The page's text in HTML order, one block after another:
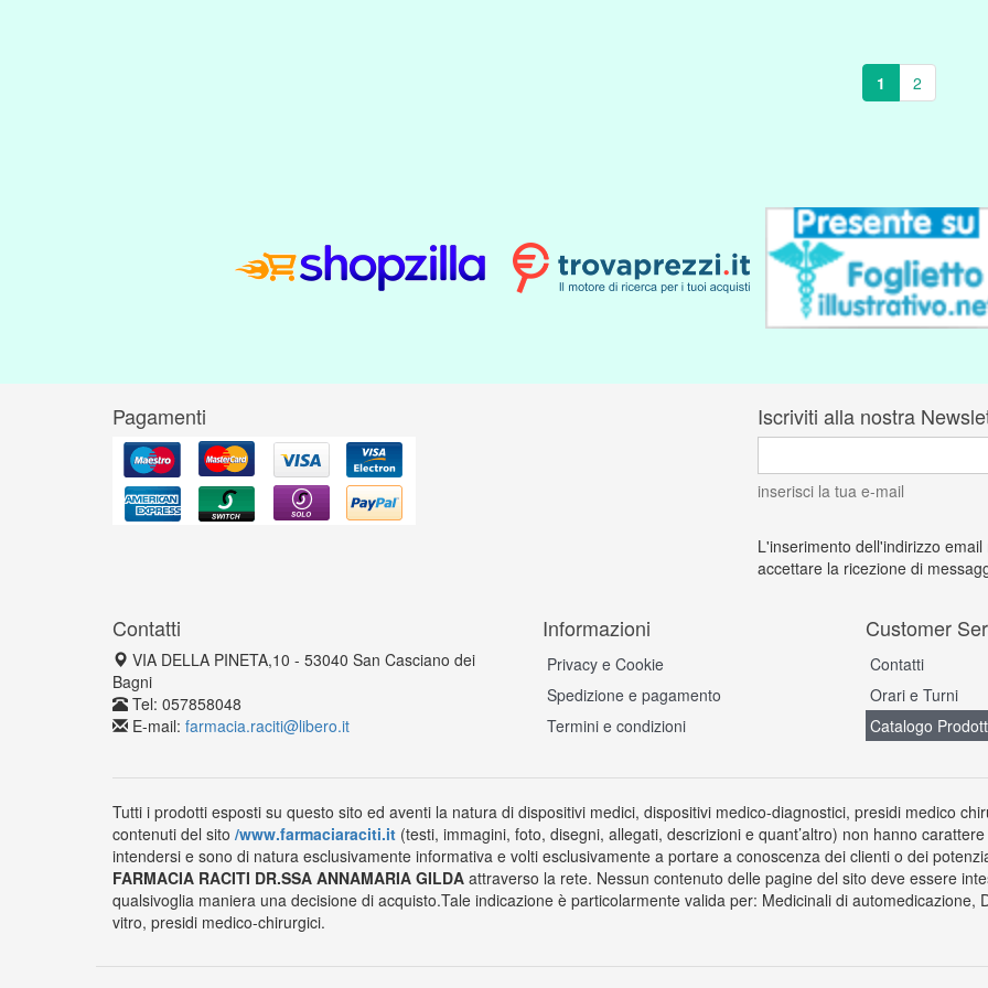
1 2
Pagamenti Iscriviti alla nostra
inserisci la tua e-mail
L'inserimento dell'indirizzo
accettare la ricezione di
Contatti
VIA DELLA PINETA,10 - 53040 San Casciano dei
Bagni
Tel: 057858048
E-mail: farmacia.raciti@libero.it
Informazioni
Privacy e Cookie
Spedizione e pagamento
Termini e condizioni
Customer
Contatti
Orari e Turni
Catalogo
Tutti i prodotti esposti su questo sito ed aventi la natura di dispositivi medici, dispositivi medico-diagnostici, presidi medico
contenuti del sito /www.farmaciaraciti.it (testi, immagini, foto, disegni, allegati, descrizioni e quant’altro) non hanno
intendersi e sono di natura esclusivamente informativa e volti esclusivamente a portare a conoscenza dei clienti o dei
FARMACIA RACITI DR.SSA ANNAMARIA GILDA attraverso la rete. Nessun contenuto delle pagine del sito deve essere
qualsivoglia maniera una decisione di acquisto.Tale indicazione è particolarmente valida per: Medicinali di automedicazione,
vitro, presidi medico-chirurgici.